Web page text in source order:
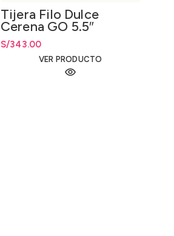
Tijera Filo Dulce
Cerena GO 5.5″
S/343.00
VER PRODUCTO